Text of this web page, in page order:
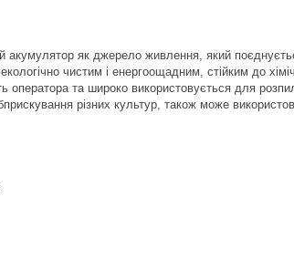
акумулятор як джерело живлення, який
чистим і енергоощадним, стійким до
оператора та широко використовується для
різних культур, також може